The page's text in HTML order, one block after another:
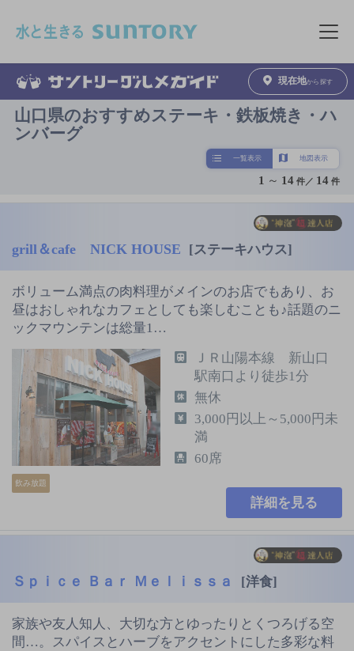
メニュ
現在地から探す
山口県のおすすめステーキ・鉄板焼き・ハ
ンバーグ
一覧表示 地図表示
1 ～ 14 件／ 14 件
grill＆cafe NICK HOUSE [ステーキハウス]
ボリューム満点の肉料理がメインのお店でもあり、お
昼はおしゃれなカフェとしても楽しむことも♪話題のニ
ックマウンテンは総量1…
飲み放題
ＪＲ山陽本線 新山口
駅南口より徒歩1分
無休
3,000円以上～5,000円未
満
60席
詳細を見る
Ｓｐｉｃｅ Ｂａｒ Ｍｅｌｉｓｓａ [洋食]
家族や友人知人、大切な方とゆったりとくつろげる空
間…。スパイスとハーブをアクセントにした多彩な料